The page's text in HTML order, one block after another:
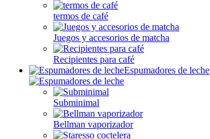
termos de café
Juegos y accesorios de matcha
Recipientes para café
Espumadores de leche
Subminimal
Bellman vaporizador